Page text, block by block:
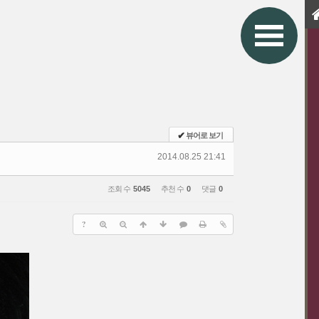
✔뷰어로 보기
2014.08.25 21:41
조회 수 5045 추천 수 0 댓글 0
?